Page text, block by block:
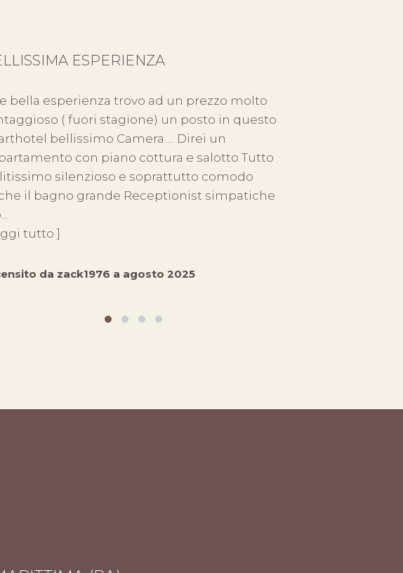
ESPERIENZA
bella esperienza trovo ad un prezzo molto
( fuori stagione) un posto in questo
bellissimo Camera…. Direi un
con piano cottura e salotto Tutto
silenzioso e soprattutto comodo
il bagno grande Receptionist simpatiche
tutto ]
da zack1976 a agosto 2025